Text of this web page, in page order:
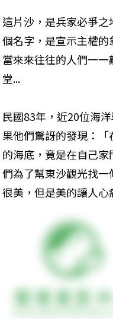
這片沙，是兵家必爭
個名字，是宣示主權的
當來來往往的人們一
堂...
民國83年，近20位海
果他們驚訝的發現：
的海底，竟是在自己
們為了幫東沙觀光找
很美，但是美的讓人心